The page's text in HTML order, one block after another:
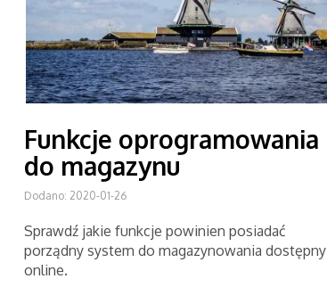
Funkcje oprogramowania
do magazynu
Dodano: 2020-01-26
Sprawdź jakie funkcje powinien posiadać
porządny system do magazynowania dostępny
online.